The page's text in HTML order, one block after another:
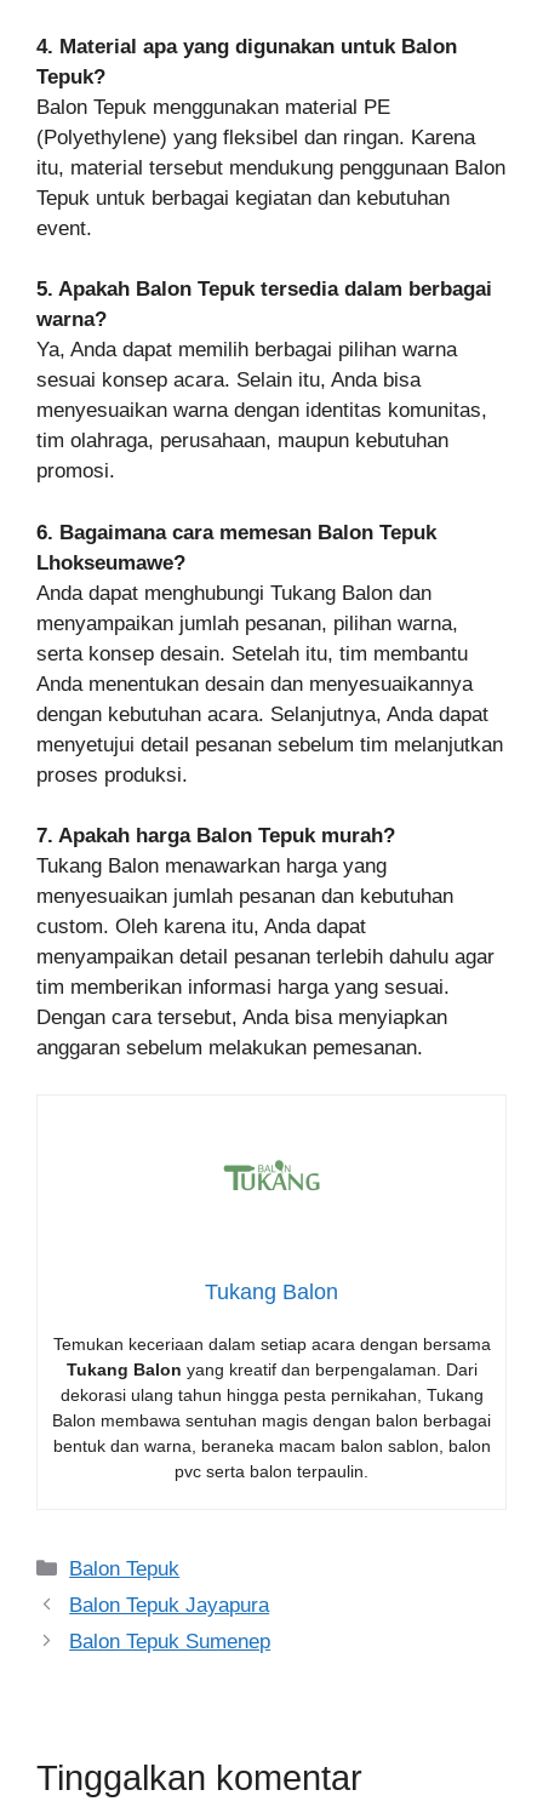
4. Material apa yang digunakan untuk Balon
Tepuk?
Balon Tepuk menggunakan material PE
(Polyethylene) yang fleksibel dan ringan. Karena
itu, material tersebut mendukung penggunaan Balon
Tepuk untuk berbagai kegiatan dan kebutuhan
event.
5. Apakah Balon Tepuk tersedia dalam berbagai
warna?
Ya, Anda dapat memilih berbagai pilihan warna
sesuai konsep acara. Selain itu, Anda bisa
menyesuaikan warna dengan identitas komunitas,
tim olahraga, perusahaan, maupun kebutuhan
promosi.
6. Bagaimana cara memesan Balon Tepuk
Lhokseumawe?
Anda dapat menghubungi Tukang Balon dan
menyampaikan jumlah pesanan, pilihan warna,
serta konsep desain. Setelah itu, tim membantu
Anda menentukan desain dan menyesuaikannya
dengan kebutuhan acara. Selanjutnya, Anda dapat
menyetujui detail pesanan sebelum tim melanjutkan
proses produksi.
7. Apakah harga Balon Tepuk murah?
Tukang Balon menawarkan harga yang
menyesuaikan jumlah pesanan dan kebutuhan
custom. Oleh karena itu, Anda dapat
menyampaikan detail pesanan terlebih dahulu agar
tim memberikan informasi harga yang sesuai.
Dengan cara tersebut, Anda bisa menyiapkan
anggaran sebelum melakukan pemesanan.
Tukang Balon
Temukan keceriaan dalam setiap acara dengan bersama
Tukang Balon yang kreatif dan berpengalaman. Dari
dekorasi ulang tahun hingga pesta pernikahan, Tukang
Balon membawa sentuhan magis dengan balon berbagai
bentuk dan warna, beraneka macam balon sablon, balon
pvc serta balon terpaulin.
Kategori
Balon Tepuk
Balon Tepuk Jayapura
Balon Tepuk Sumenep
Tinggalkan komentar